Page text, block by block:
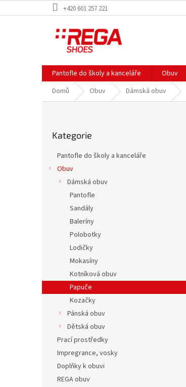
na
+420 601 257 221
Pantofle do školy a kanceláře Obuv
Domů
Obuv Dámská obuv
kategorie
Kategorie
Pantofle do školy a kanceláře
Obuv
Dámská obuv
Pantofle
Sandály
Baleríny
Polobotky
Lodičky
Mokasíny
Kotníková obuv
Papuče
Kozačky
Pánská obuv
Dětská obuv
Prací prostředky
Impregrance, vosky
Doplňky k obuvi
REGA obuv